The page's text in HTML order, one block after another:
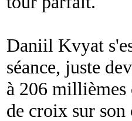
Daniil Kvyat
séance, juste
à 206
de croix sur